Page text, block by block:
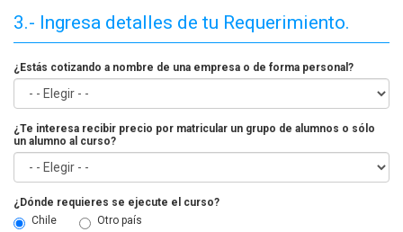
3.- Ingresa detalles de tu Requerimiento.
¿Estás cotizando a nombre de una empresa o de forma personal?
¿Te interesa recibir precio por matricular un grupo de alumnos o sólo
un alumno al curso?
¿Dónde requieres se ejecute el curso?
Chile
Otro país